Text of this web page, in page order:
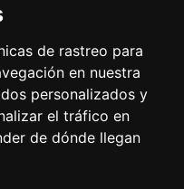
de rastreo para
en nuestra
personalizados y
el tráfico en
de dónde llegan